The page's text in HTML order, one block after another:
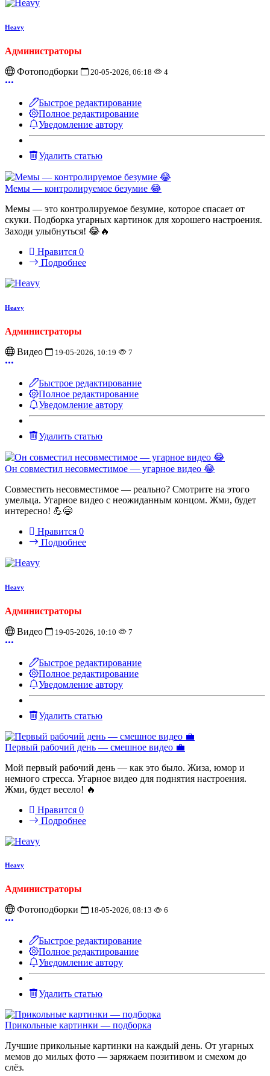
Heavy
Администраторы
Фотоподборки
20-05-2026, 06:18 4
Быстрое редактирование
Полное редактирование
Уведомление автору
Удалить статью
Мемы — контролируемое безумие 😂
Мемы — это контролируемое безумие, которое спасает от
скуки. Подборка угарных картинок для хорошего настроения.
Заходи улыбнуться! 😂🔥
Нравится 0
Подробнее
Heavy
Администраторы
Видео
19-05-2026, 10:19 7
Быстрое редактирование
Полное редактирование
Уведомление автору
Удалить статью
Он совместил несовместимое — угарное видео 😂
Совместить несовместимое — реально? Смотрите на этого
умельца. Угарное видео с неожиданным концом. Жми, будет
интересно! 💪😄
Нравится 0
Подробнее
Heavy
Администраторы
Видео
19-05-2026, 10:10 7
Быстрое редактирование
Полное редактирование
Уведомление автору
Удалить статью
Первый рабочий день — смешное видео 💼
Мой первый рабочий день — как это было. Жиза, юмор и
немного стресса. Угарное видео для поднятия настроения.
Жми, будет весело! 🔥
Нравится 0
Подробнее
Heavy
Администраторы
Фотоподборки
18-05-2026, 08:13 6
Быстрое редактирование
Полное редактирование
Уведомление автору
Удалить статью
Прикольные картинки — подборка
Лучшие прикольные картинки на каждый день. От угарных
мемов до милых фото — заряжаем позитивом и смехом до
слёз.